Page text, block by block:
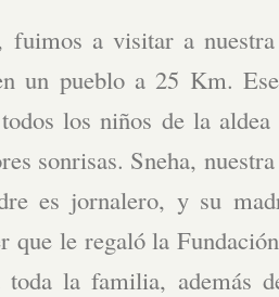
a visitar a
un pueblo a 25 Km.
los niños de la
sonrisas. Sneha,
es jornalero, y su
que le regaló la
toda la familia, además